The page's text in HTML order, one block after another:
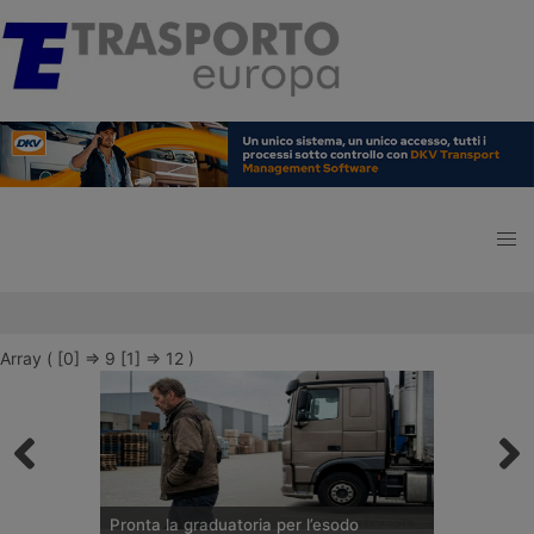
Array ( [0] => 9 [1] => 12 )
Pronta la graduatoria per l’esodo